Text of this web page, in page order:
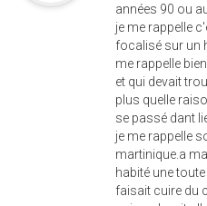
années 90 ou
je me rappelle
focalisé sur un
me rappelle
et qui devait
plus quelle
se passé dant
je me rappelle
martinique.a
habité une
faisait cuire du